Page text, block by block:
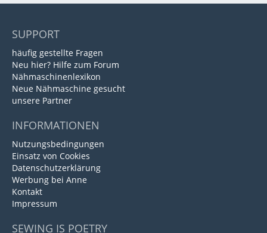
SUPPORT
häufig gestellte Fragen
Neu hier? Hilfe zum Forum
Nähmaschinenlexikon
Neue Nähmaschine gesucht
unsere Partner
INFORMATIONEN
Nutzungsbedingungen
Einsatz von Cookies
Datenschutzerklärung
Werbung bei Anne
Kontakt
Impressum
SEWING IS POETRY